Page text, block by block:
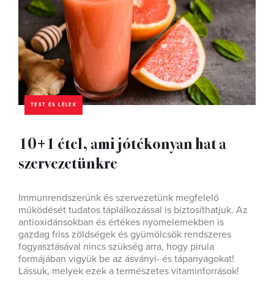
TEST ÉS LÉLEK
10+1 étel, ami jótékonyan hat a
szervezetünkre
Immunrendszerünk és szervezetünk megfelelő
működését tudatos táplálkozással is biztosíthatjuk. Az
antioxidánsokban és értékes nyomelemekben is
gazdag friss zöldségek és gyümölcsök rendszeres
fogyasztásával nincs szükség arra, hogy pirula
formájában vigyük be az ásványi- és tápanyagokat!
Lássuk, melyek ezek a természetes vitaminforrások!